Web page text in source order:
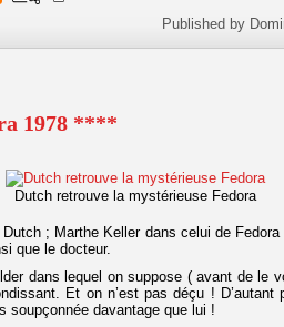
Published by
1978 ****
Dutch retrouve la mystérieuse Fedora
; Marthe Keller dans celui de
que le docteur.
dans lequel on suppose ( avant de le
Et on n’est pas déçu !
soupçonnée davantage que lui !